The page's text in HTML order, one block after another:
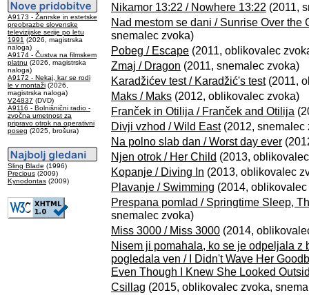
A9173 - Žanrske in estetske
preobrazbe slovenske
televizijske serije po letu
1991 (2026, magistrska
naloga)
A9174 - Čustva na filmskem
platnu (2026, magistrska
naloga)
A9172 - Nekaj, kar se rodi
le v montaži (2026,
magistrska naloga)
V24837 (DVD)
A9116 - Bolnišnični radio -
zvočna umetnost za
pripravo otrok na operativni
poseg (2025, brošura)
Sling Blade (1996)
Precious (2009)
Kynodontas (2009)
Nikamor 13:22 / Nowhere 13:22 (2011,
Nad mestom se dani / Sunrise Over the
snemalec zvoka)
Pobeg / Escape (2011, oblikovalec
Zmaj / Dragon (2011, snemalec zvoka)
Karadžićev test / Karadžić's test(2011,
Maks / Maks (2012, oblikovalec zvoka)
Franček in Otilija / Franček and Otilija
Divji vzhod / Wild East(2012, snemalec
Na polno slab dan / Worst day ever
Njen otrok / Her Child (2013,
Kopanje / Diving In (2013, oblikovalec
Plavanje / Swimming (2014,
Prespana pomlad / Springtime Sleep,
snemalec zvoka)
Miss 3000 / Miss 3000 (2014,
Nisem ji pomahala, ko se je odpeljala z
pogledala ven / I Didn't Wave Her
Even Though I Knew She Looked
Csillag (2015, oblikovalec zvoka,